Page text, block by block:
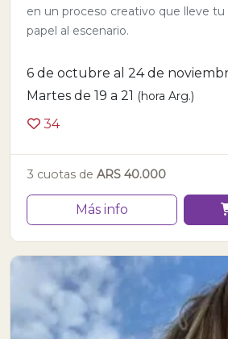
en un proceso creativo que lleve tu
papel al escenario.
6 de octubre al 24 de
Martes de 19 a 21 (hora Arg.)
34
3 cuotas de ARS 40.000
Más info